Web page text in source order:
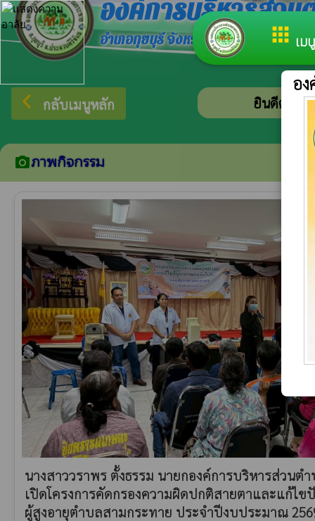
appsเม
องค์การบริหารส่วน
อำเภอกุยบุรี จังหวัดประจวบคีรีขันธ์
arrow_back_ios กลับเมนูหลัก ยินดีต้อนรับสู่เว็
camera_altภาพกิจกรรม
นางสาววราพร ตั้งธรรม นายกองค์การบริหารส่วนต
เปิดโครงการคัดกรองความผิดปกติสายตาและแก้ไ
ผู้สูงอายุตำบลสามกระทาย ประจำปีงบประมาณ
อ